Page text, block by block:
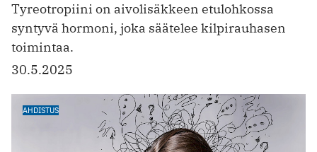
Tyreotropiini on aivolisäkkeen etulohkossa
syntyvä hormoni, joka säätelee kilpirauhasen
toimintaa.
30.5.2025
AHDISTUS